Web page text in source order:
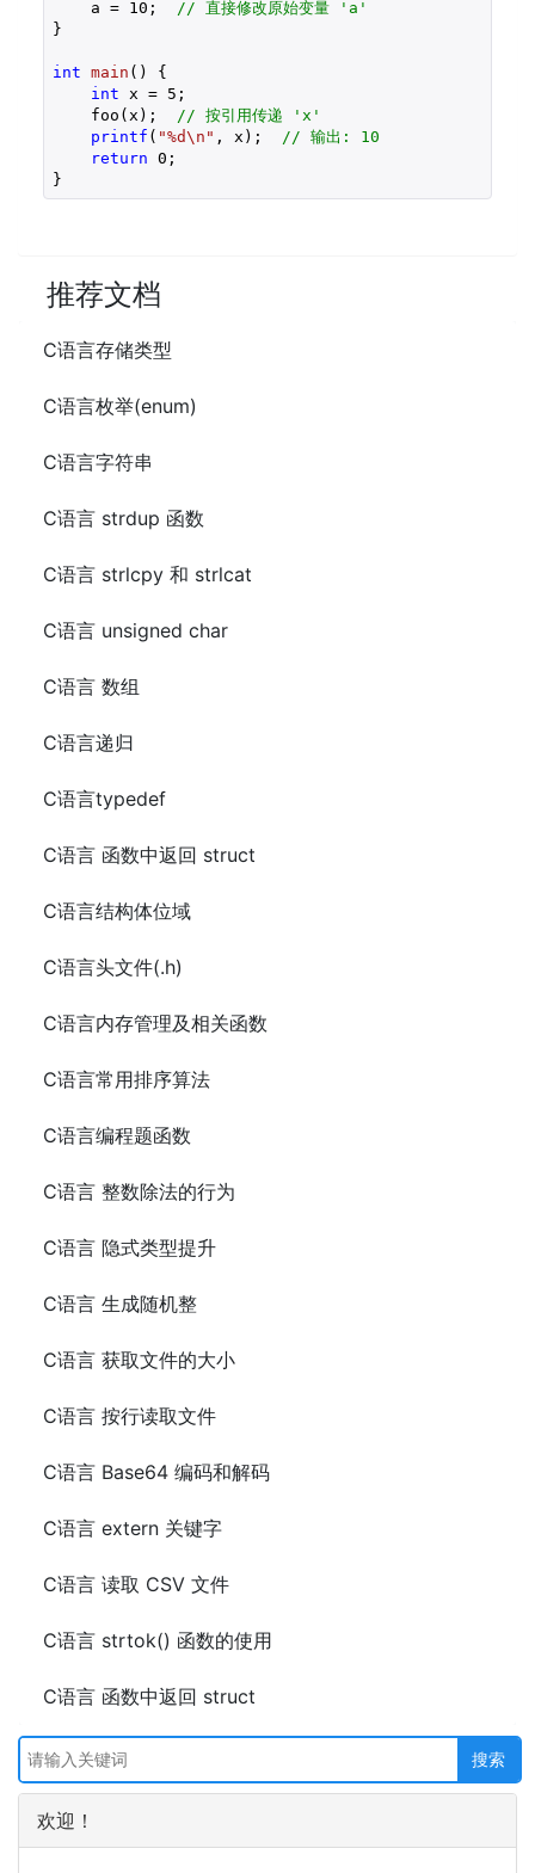
    a =
10 ;
// 直接修改原始变量 'a'
}
int main ()
{
int x = 5 ;
    foo(x);
// 按引用传递 'x'
printf ( "%d\n" , x);
// 输出: 10
return 0 ;
}
推荐文档
C语言存储类型
C语言枚举(enum)
C语言字符串
C语言 strdup 函数
C语言 strlcpy 和 strlcat
C语言 unsigned char
C语言 数组
C语言递归
C语言typedef
C语言 函数中返回 struct
C语言结构体位域
C语言头文件(.h)
C语言内存管理及相关函数
C语言常用排序算法
C语言编程题函数
C语言 整数除法的行为
C语言 隐式类型提升
C语言 生成随机整
C语言 获取文件的大小
C语言 按行读取文件
C语言 Base64 编码和解码
C语言 extern 关键字
C语言 读取 CSV 文件
C语言 strtok() 函数的使用
C语言 函数中返回 struct
欢迎！